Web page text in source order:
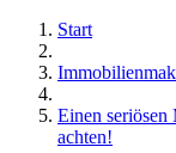
Start
Einen seriösen
achten!